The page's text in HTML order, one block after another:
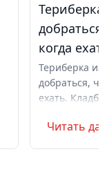
когда
Териберка
добраться,
ехать.
Маршрут на
Читать